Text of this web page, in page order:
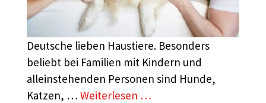
Deutsche lieben Haustiere. Besonders
beliebt bei Familien mit Kindern und
alleinstehenden Personen sind Hunde,
Katzen, … Weiterlesen …